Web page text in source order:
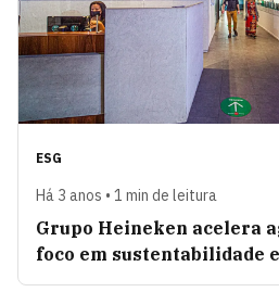
ESG
Há 3 anos • 1 min de leitura
Grupo Heineken acelera
foco em sustentabilidade